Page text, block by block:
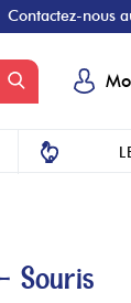
Contactez-nous
Souris